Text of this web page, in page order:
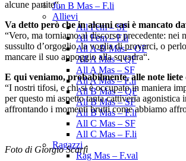
Jun B Mas – F.li
Allievi
All Fem – SF
All Fem – F.li
All A-B Mas – OF
All A Mas – QF
All A Mas – SF
All A Mas – F.li
All B Mas – QF
All B Mas – SF
All B Mas – F.li
All C Mas – SF
All C Mas – F.li
Ragazzi
Rag Mas – F.val
alcune partite“.
Va detto però che in alcuni casi è mancato
“Vero, ma torniamo al discorso precedente: nei
sussulto d’orgoglio, la voglia di provarci, o
mancare il suo appoggio alla squadra“.
E qui veniamo, probabilmente, alle note
“I nostri tifosi, e chi si è occupato in maniera
per questo mi aspetto tanta cattiveria
affrontando i momenti brutti come abbiamo
Foto di Giorgio Scarfì